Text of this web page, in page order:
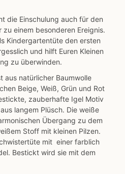
die Einschulung auch für den
einem besonderen Ereignis.
Kindergartentüte den ersten
und hilft Euren Kleinen
zu überwinden.
aus natürlicher Baumwolle
Beige, Weiß, Grün und Rot
zauberhafte Igel Motiv
langem Plüsch. Die weiße
Übergang zu dem
Stoff mit kleinen Pilzen.
mit einer farblich
Bestickt wird sie mit dem